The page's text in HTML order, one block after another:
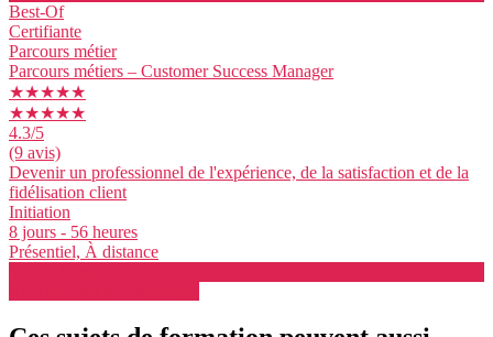
Best-Of
Certifiante
Parcours métier
Parcours métiers – Customer Success Manager
★★★★★
★★★★★
4.3/5
(9 avis)
Devenir un professionnel de l'expérience, de la satisfaction et de la
fidélisation client
Initiation
8 jours - 56 heures
Présentiel, À distance